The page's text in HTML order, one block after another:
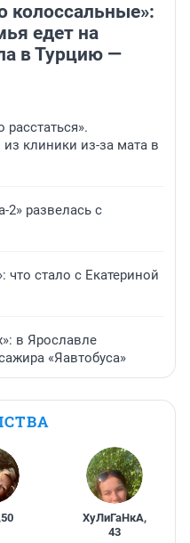
колоссальные»:
едет на
в Турцию —
клиники из-за мата в
2» развелась с
что стало с Екатериной
в Ярославле
«Яавтобуса»
50 ХуЛиГаНкА,
43